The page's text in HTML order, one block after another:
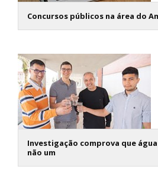
Concursos públicos na área do
Investigação comprova que
não um